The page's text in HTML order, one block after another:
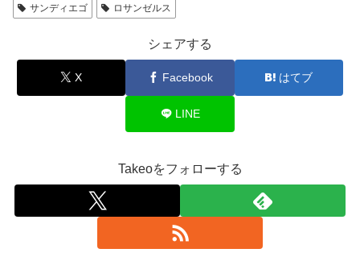
サンディエゴ ロサンゼルス
シェアする
X Facebook はてブ
LINE
Takeoをフォローする